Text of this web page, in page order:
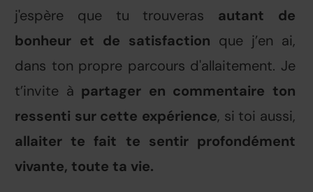
j'espère que tu trouveras autant de
bonheur et de satisfaction que j’en ai,
dans ton propre parcours d'allaitement. Je
t’invite à partager en commentaire ton
ressenti sur cette expérience, si toi aussi,
allaiter te fait te sentir profondément
vivante, toute ta vie.